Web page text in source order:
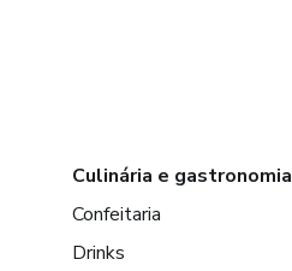
Culinária e gastronomia
Confeitaria
Drinks